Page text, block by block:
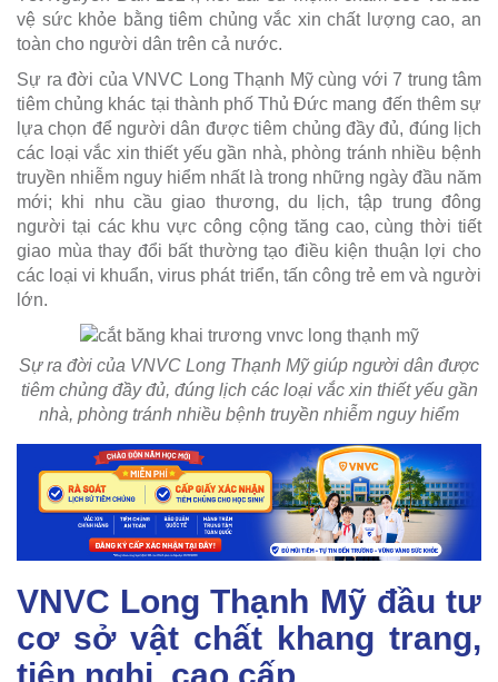
vệ sức khỏe bằng tiêm chủng vắc xin chất lượng cao, an
toàn cho người dân trên cả nước.
Sự ra đời của VNVC Long Thạnh Mỹ cùng với 7 trung tâm
tiêm chủng khác tại thành phố Thủ Đức mang đến thêm sự
lựa chọn để người dân được tiêm chủng đầy đủ, đúng lịch
các loại vắc xin thiết yếu gần nhà, phòng tránh nhiều bệnh
truyền nhiễm nguy hiểm nhất là trong những ngày đầu năm
mới; khi nhu cầu giao thương, du lịch, tập trung đông
người tại các khu vực công cộng tăng cao, cùng thời tiết
giao mùa thay đổi bất thường tạo điều kiện thuận lợi cho
các loại vi khuẩn, virus phát triển, tấn công trẻ em và người
lớn.
Sự ra đời của VNVC Long Thạnh Mỹ giúp người dân được
tiêm chủng đầy đủ, đúng lịch các loại vắc xin thiết yếu gần
nhà, phòng tránh nhiều bệnh truyền nhiễm nguy hiểm
VNVC Long Thạnh Mỹ đầu tư
cơ sở vật chất khang trang,
tiện nghi, cao cấp